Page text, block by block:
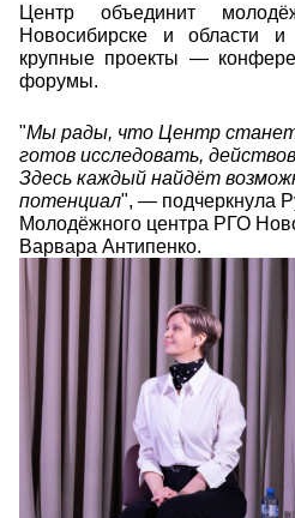
Центр объединит
Новосибирске и области и
крупные проекты —
форумы.
"Мы рады, что Центр
готов исследовать,
Здесь каждый найдёт
потенциал", — подчеркнула
Молодёжного центра РГО
Варвара Антипенко.
19img_3347_resized.jpg